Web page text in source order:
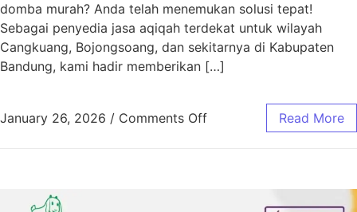
domba murah? Anda telah menemukan solusi tepat!
Sebagai penyedia jasa aqiqah terdekat untuk wilayah
Cangkuang, Bojongsoang, dan sekitarnya di Kabupaten
Bandung, kami hadir memberikan […]
January 26, 2026 / Comments Off Read More